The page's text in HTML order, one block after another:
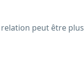
peut être